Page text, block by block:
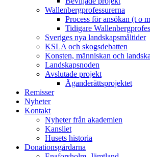
Wallenbergprofessurerna
Process för ansökan (t o
Tidigare
Sveriges nya landskapsmåltider
KSLA och skogsdebatten
Konsten, människan och
Landskapsnoden
Avslutade projekt
Äganderättsprojektet
Remisser
Nyheter
Kontakt
Nyheter från akademien
Kansliet
Husets historia
Donationsgårdarna